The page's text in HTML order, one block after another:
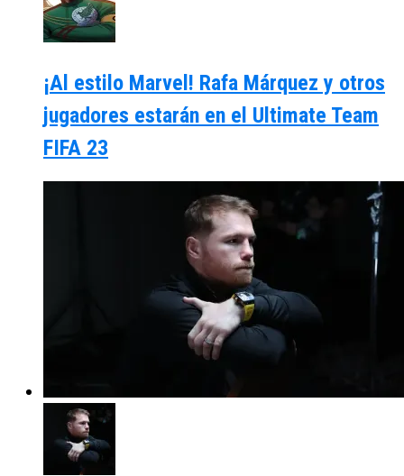
¡Al estilo Marvel! Rafa Márquez y otros
jugadores estarán en el Ultimate Team
FIFA 23